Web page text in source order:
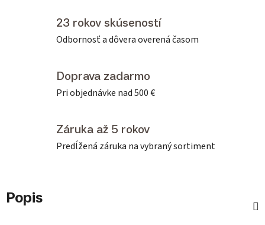
23 rokov skúseností
Odbornosť a dôvera overená časom
Doprava zadarmo
Pri objednávke nad 500 €
Záruka až 5 rokov
Predĺžená záruka na vybraný sortiment
Popis